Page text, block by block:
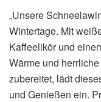
„Unsere
Wintertage. Mit
Kaffeelikör und
Wärme und
zubereitet, lädt
und Genießen ein.